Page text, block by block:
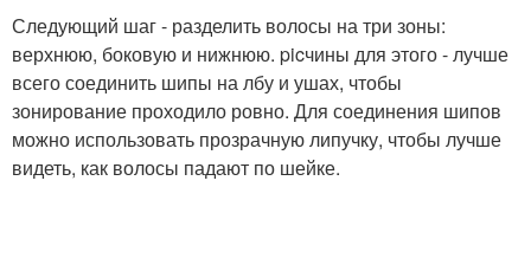
Следующий шаг - разделить волосы на три зоны:
верхнюю, боковую и нижнюю. picчины для этого - лучше
всего соединить шипы на лбу и ушах, чтобы
зонирование проходило ровно. Для соединения шипов
можно использовать прозрачную липучку, чтобы лучше
видеть, как волосы падают по шейке.